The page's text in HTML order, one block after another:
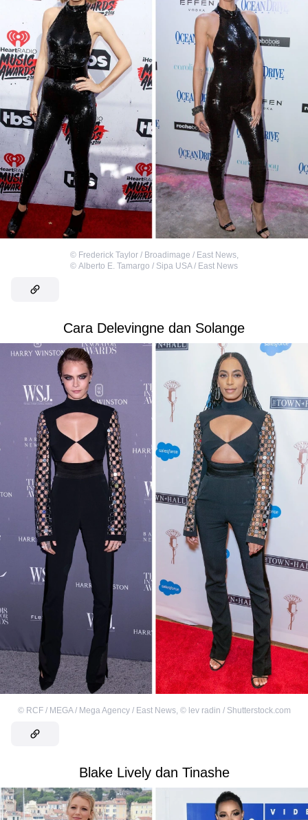
© Frederick Taylor / Broadimage / East News,
© Alberto E. Tamargo / Sipa USA / East News
Cara Delevingne dan Solange
© RCF / MEGA / Mega Agency / East News, © lev radin / Shutterstock.com
Blake Lively dan Tinashe